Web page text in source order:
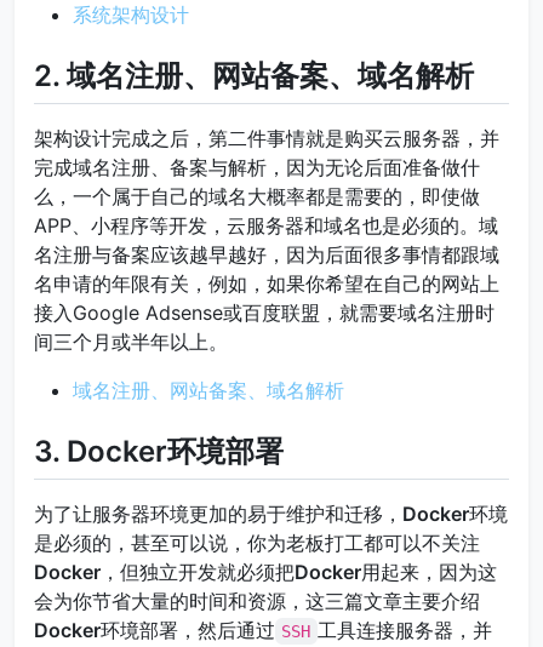
系统架构设计
2. 域名注册、网站备案、域名解析
架构设计完成之后，第二件事情就是购买云服务器，并
完成域名注册、备案与解析，因为无论后面准备做什
么，一个属于自己的域名大概率都是需要的，即使做
APP、小程序等开发，云服务器和域名也是必须的。域
名注册与备案应该越早越好，因为后面很多事情都跟域
名申请的年限有关，例如，如果你希望在自己的网站上
接入Google Adsense或百度联盟，就需要域名注册时
间三个月或半年以上。
域名注册、网站备案、域名解析
3. Docker环境部署
为了让服务器环境更加的易于维护和迁移， Docker环境
是必须的，甚至可以说，你为老板打工都可以不关注
Docker ，但独立开发就必须把Docker用起来，因为这
会为你节省大量的时间和资源，这三篇文章主要介绍
Docker环境部署，然后通过 SSH 工具连接服务器，并